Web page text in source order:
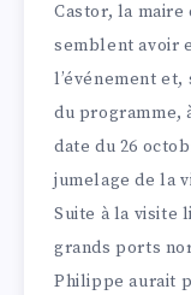
Castor, la maire
semblent avoir
l’événement et,
du programme,
date du 26
jumelage de la
Suite à la visite
grands ports
Philippe aurait